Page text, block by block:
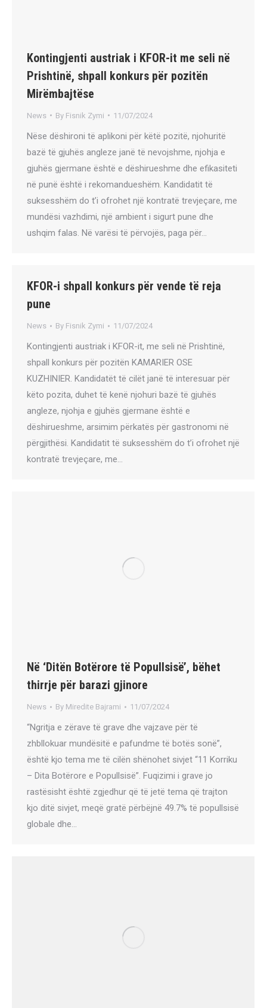
Kontingjenti austriak i KFOR-it me seli në
Prishtinë, shpall konkurs për pozitën
Mirëmbajtëse
News By Fisnik Zymi 11/07/2024
Nëse dëshironi të aplikoni për këtë pozitë, njohuritë
bazë të gjuhës angleze janë të nevojshme, njohja e
gjuhës gjermane është e dëshirueshme dhe efikasiteti
në punë është i rekomandueshëm. Kandidatit të
suksesshëm do t’i ofrohet një kontratë trevjeçare, me
mundësi vazhdimi, një ambient i sigurt pune dhe
ushqim falas. Në varësi të përvojës, paga për…
KFOR-i shpall konkurs për vende të reja
pune
News By Fisnik Zymi 11/07/2024
Kontingjenti austriak i KFOR-it, me seli në Prishtinë,
shpall konkurs për pozitën KAMARIER OSE
KUZHINIER. Kandidatët të cilët janë të interesuar për
këto pozita, duhet të kenë njohuri bazë të gjuhës
angleze, njohja e gjuhës gjermane është e
dëshirueshme, arsimim përkatës për gastronomi në
përgjithësi. Kandidatit të suksesshëm do t’i ofrohet një
kontratë trevjeçare, me…
Në ‘Ditën Botërore të Popullsisë’, bëhet
thirrje për barazi gjinore
News By Miredite Bajrami 11/07/2024
“Ngritja e zërave të grave dhe vajzave për të
zhbllokuar mundësitë e pafundme të botës sonë”,
është kjo tema me të cilën shënohet sivjet “11 Korriku
– Dita Botërore e Popullsisë”. Fuqizimi i grave jo
rastësisht është zgjedhur që të jetë tema që trajton
kjo ditë sivjet, meqë gratë përbëjnë 49.7% të popullsisë
globale dhe…